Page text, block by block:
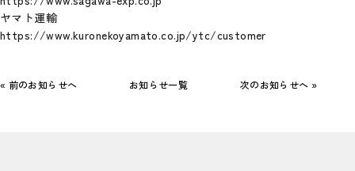
ヤマト運輸
https://www.kuronekoyamato.co.jp/ytc/customer
« 前のお知らせへ お知らせ一覧 次のお知らせへ »